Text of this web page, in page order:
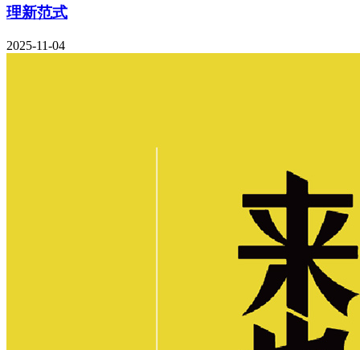
理新范式
2025-11-04